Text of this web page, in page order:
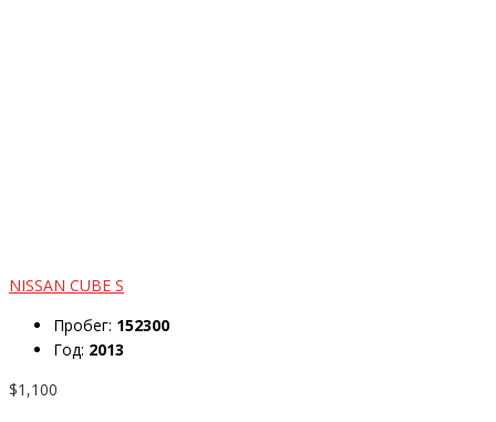
NISSAN CUBE S
Пробег: 152300
Год: 2013
$1,100